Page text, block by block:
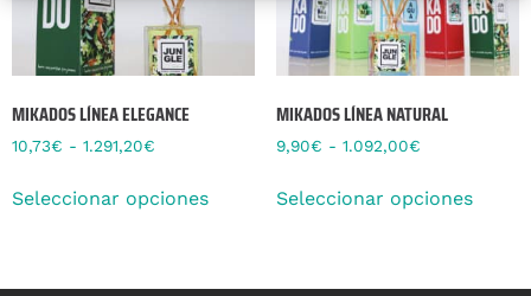
MIKADOS LÍNEA ELEGANCE
10,73€ - 1.291,20€
Seleccionar opciones
MIKADOS LÍNEA NATURAL
9,90€ - 1.092,00€
Seleccionar opciones